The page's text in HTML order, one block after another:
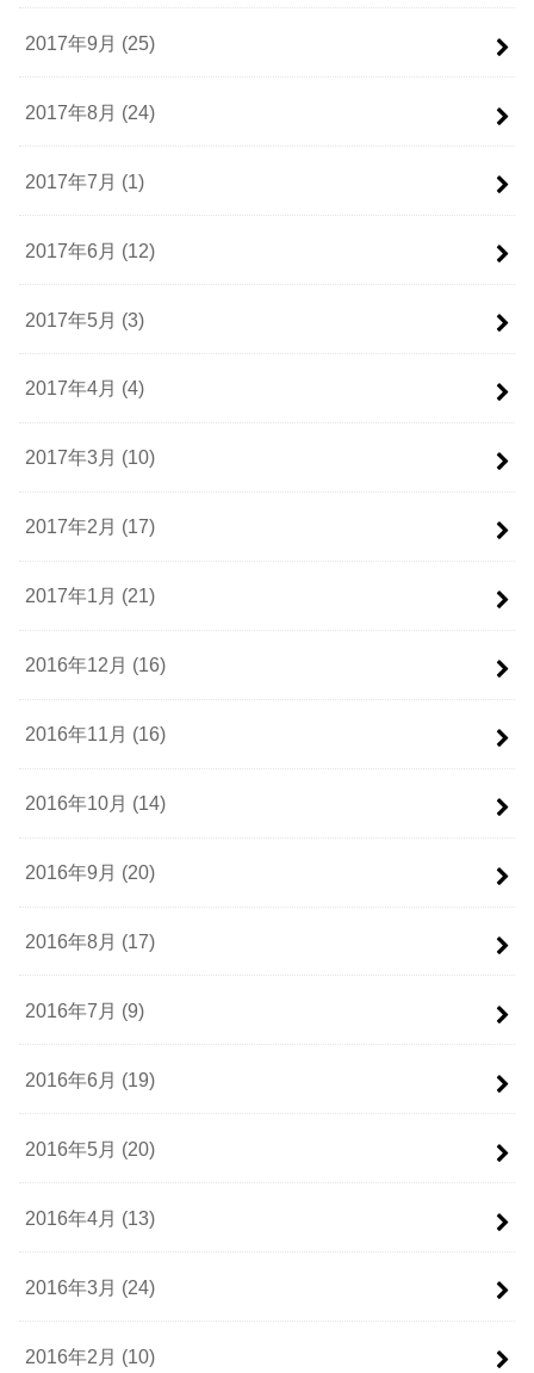
2017年9月 (25)
2017年8月 (24)
2017年7月 (1)
2017年6月 (12)
2017年5月 (3)
2017年4月 (4)
2017年3月 (10)
2017年2月 (17)
2017年1月 (21)
2016年12月 (16)
2016年11月 (16)
2016年10月 (14)
2016年9月 (20)
2016年8月 (17)
2016年7月 (9)
2016年6月 (19)
2016年5月 (20)
2016年4月 (13)
2016年3月 (24)
2016年2月 (10)